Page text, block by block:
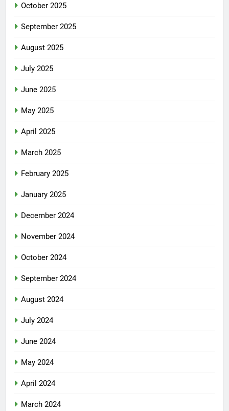
October 2025
September 2025
August 2025
July 2025
June 2025
May 2025
April 2025
March 2025
February 2025
January 2025
December 2024
November 2024
October 2024
September 2024
August 2024
July 2024
June 2024
May 2024
April 2024
March 2024